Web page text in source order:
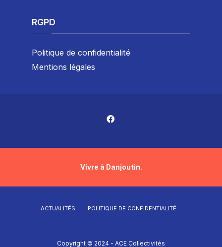
RGPD
Politique de confidentialité
Mentions légales
Vivre à Danjoutin.
ACTUALITÉS POLITIQUE DE CONFIDENTIALITÉ
Copyright © 2024 - ACE Collectivités